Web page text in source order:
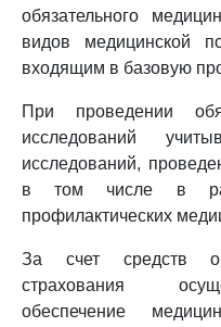
обязательного
видов медицинской
входящим в базовую
При проведении
исследований
исследований,
в том числе в
профилактических
За счет средств
страхования
обеспечение